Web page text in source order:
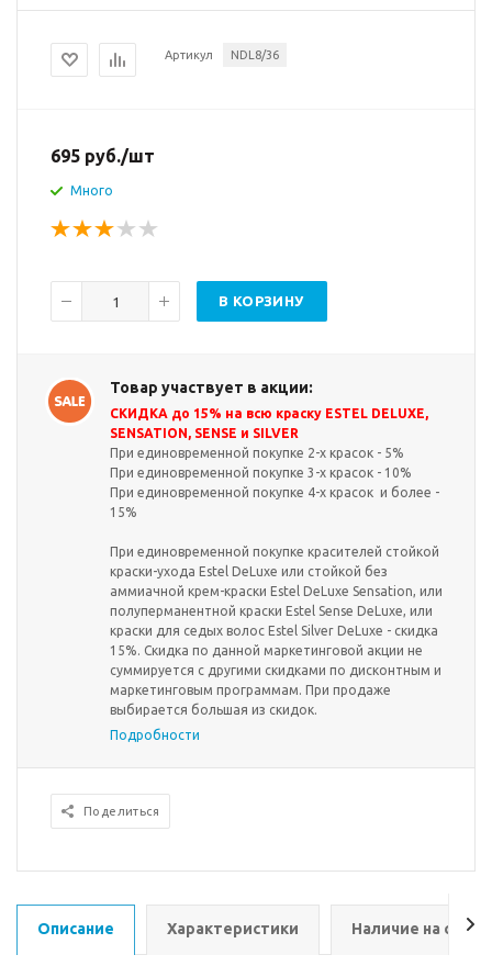
Артикул NDL8/36
695 руб./шт
Много
В КОРЗИНУ
Товар участвует в акции:
СКИДКА до 15% на всю краску ESTEL DELUXE,
SENSATION, SENSE и SILVER
При единовременной покупке 2-х красок - 5%
При единовременной покупке 3-х красок - 10%
При единовременной покупке 4-х красок и более -
15%
При единовременной покупке красителей стойкой
краски-ухода Estel DeLuxe или стойкой без
аммиачной крем-краски Estel DeLuxe Sensation, или
полуперманентной краски Estel Sense DeLuxe, или
краски для седых волос Estel Silver DeLuxe - скидка
15%. Скидка по данной маркетинговой акции не
суммируется с другими скидками по дисконтным и
маркетинговым программам. При продаже
выбирается большая из скидок.
Подробности
Поделиться
Описание Характеристики Наличие на